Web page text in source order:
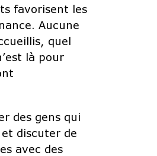
favorisent les
Aucune
quel
là pour
des gens qui
discuter de
avec des